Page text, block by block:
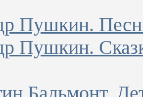
Пушкин.
Пушкин.